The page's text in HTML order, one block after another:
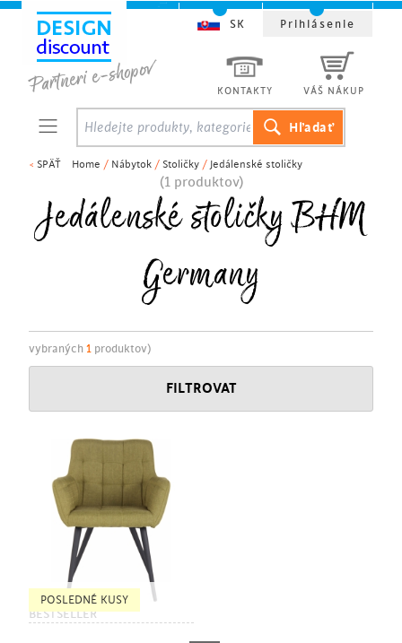
< SPÄŤ Home / Nábytok / Stoličky / Jedálenské stoličky
(1 produktov)
Jedálenské stoličky BHM
Germany
vybraných 1 produktov)
FILTROVAT
POSLEDNÉ KUSY
BESTSELLER
KONTAKTY VÁŠ NÁKUP
SK Prihlásenie